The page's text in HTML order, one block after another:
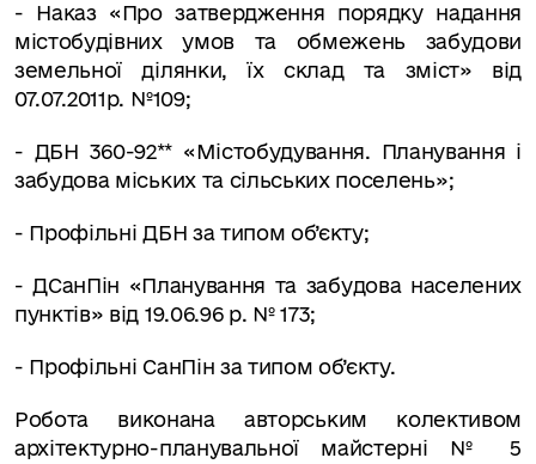
- Наказ «Про затвердження порядку надання
містобудівних умов та обмежень забудови
земельної ділянки, їх склад та зміст» від
07.07.2011р. №109;
- ДБН 360-92** «Містобудування. Планування і
забудова міських та сільських поселень»;
- Профільні ДБН за типом об’єкту;
- ДСанПін «Планування та забудова населених
пунктів» від 19.06.96 р. № 173;
- Профільні СанПін за типом об’єкту.
Робота виконана авторським колективом
архітектурно-планувальної майстерні № 5